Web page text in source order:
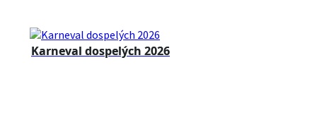
Karneval dospelých 2026